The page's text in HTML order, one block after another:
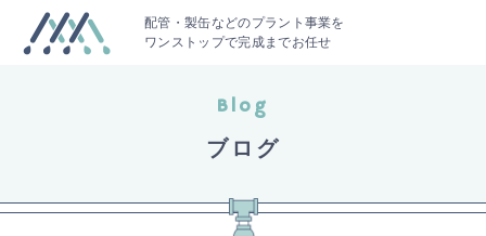
配管・製缶などのプラント事業を
ワンストップで完成までお任せ
Blog
ブログ